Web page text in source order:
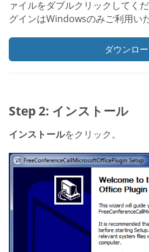
ァイルをダブルクリックしてく
グインはWindowsのみご利用い
ダウンロ
Step 2: インストール
インストールをクリック。